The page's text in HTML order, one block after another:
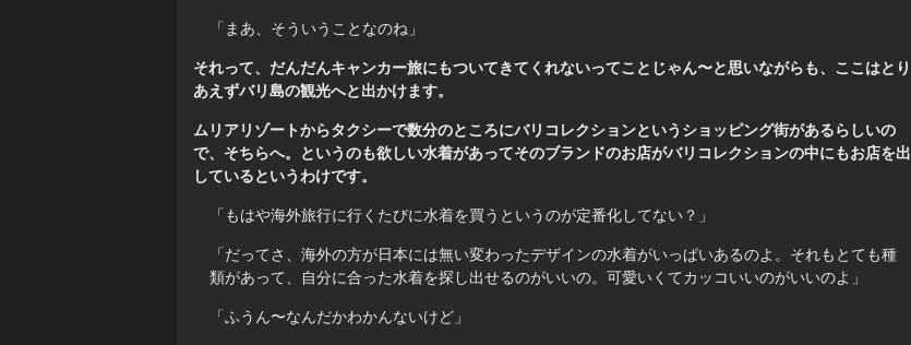
「まあ、そういうことなのね」
それって、だんだんキャンカー旅にもついてきてくれないってことじゃん〜と思いながらも、ここはとり
あえずバリ島の観光へと出かけます。
ムリアリゾートからタクシーで数分のところにバリコレクションというショッピング街があるらしいの
で、そちらへ。というのも欲しい水着があってそのブランドのお店がバリコレクションの中にもお店を出
しているというわけです。
「もはや海外旅行に行くたびに水着を買うというのが定番化してない？」
「だってさ、海外の方が日本には無い変わったデザインの水着がいっぱいあるのよ。それもとても種
類があって、自分に合った水着を探し出せるのがいいの。可愛いくてカッコいいのがいいのよ」
「ふうん〜なんだかわかんないけど」